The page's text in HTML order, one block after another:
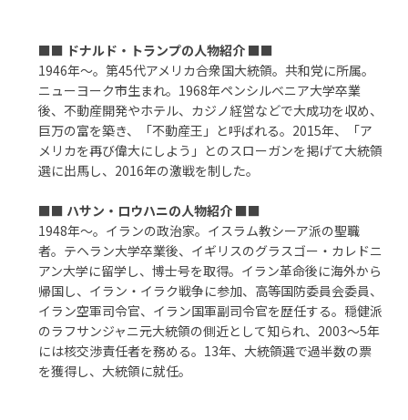
■■ ドナルド・トランプの人物紹介 ■■
1946年～。第45代アメリカ合衆国大統領。共和党に所属。
ニューヨーク市生まれ。1968年ペンシルベニア大学卒業
後、不動産開発やホテル、カジノ経営などで大成功を収め、
巨万の富を築き、「不動産王」と呼ばれる。2015年、「ア
メリカを再び偉大にしよう」とのスローガンを掲げて大統領
選に出馬し、2016年の激戦を制した。
■■ ハサン・ロウハニの人物紹介 ■■
1948年～。イランの政治家。イスラム教シーア派の聖職
者。テヘラン大学卒業後、イギリスのグラスゴー・カレドニ
アン大学に留学し、博士号を取得。イラン革命後に海外から
帰国し、イラン・イラク戦争に参加、高等国防委員会委員、
イラン空軍司令官、イラン国軍副司令官を歴任する。穏健派
のラフサンジャニ元大統領の側近として知られ、2003～5年
には核交渉責任者を務める。13年、大統領選で過半数の票
を獲得し、大統領に就任。